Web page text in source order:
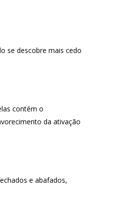
se descobre mais cedo
contém o
da ativação
e abafados,